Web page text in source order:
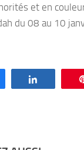
et en
du 08 au 10